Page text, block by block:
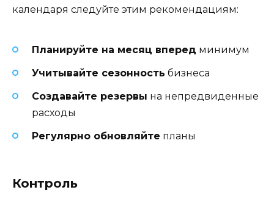
календаря следуйте этим рекомендациям:
Планируйте на месяц вперед минимум
Учитывайте сезонность бизнеса
Создавайте резервы на непредвиденные
расходы
Регулярно обновляйте планы
Контроль